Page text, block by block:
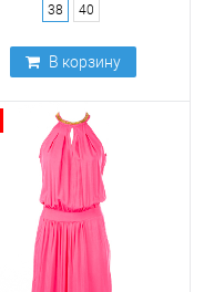
38 40
В корзину